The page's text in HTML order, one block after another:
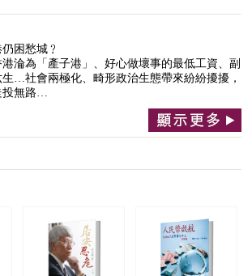
困愁城﹖
淪為「產子港」、好心做壞事的最低工資、副
…社會兩極化、畸形政治生態帶來紛紛擾擾，
投無路…